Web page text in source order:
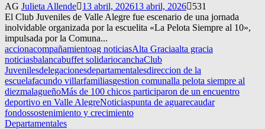
AG Julieta Allende 13 abril, 202613 abril, 2026
531
El Club Juveniles de Valle Alegre fue escenario de una jornada
inolvidable organizada por la escuelita «La Pelota Siempre al 10»,
impulsada por la Comuna...
accionacompañamientoag noticiasAlta Graciaalta gracia
noticiasbalancabuffet solidariocanchaClub
Juvenilesdelegacionesdepartamentalesdireccion de la
escuelafacundo villarfamiliasgestion comunalla pelota siempre al
diezmalagueñoMás de 100 chicos participaron de un encuentro
deportivo en Valle AlegreNoticiaspunta de aguarecaudar
fondossostenimiento y crecimiento
Departamentales